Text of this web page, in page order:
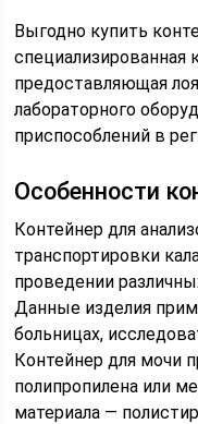
Выгодно купить
специализированная
предоставляющая
лабораторного
приспособлений в
Особенности
Контейнер для
транспортировки
проведении
Данные изделия
больницах,
Контейнер для мочи
полипропилена или
материала —